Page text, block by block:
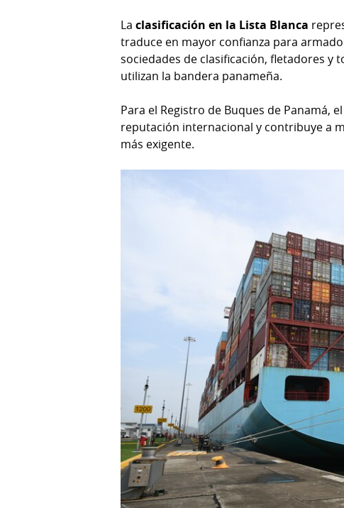
La clasificación en la Lista Blanca
traduce en mayor confianza para
sociedades de clasificación, fletadores
utilizan la bandera panameña.
Para el Registro de Buques de Panamá,
reputación internacional y contribuye a
más exigente.